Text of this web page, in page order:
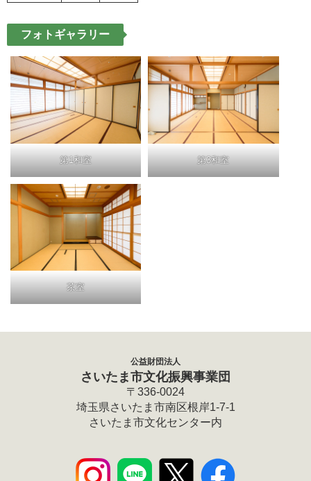
フォトギャラリー
第1和室 第3和室
茶室
公益財団法人
さいたま市文化振興事業団
〒336-0024
埼玉県さいたま市南区根岸1-7-1
さいたま市文化センター内